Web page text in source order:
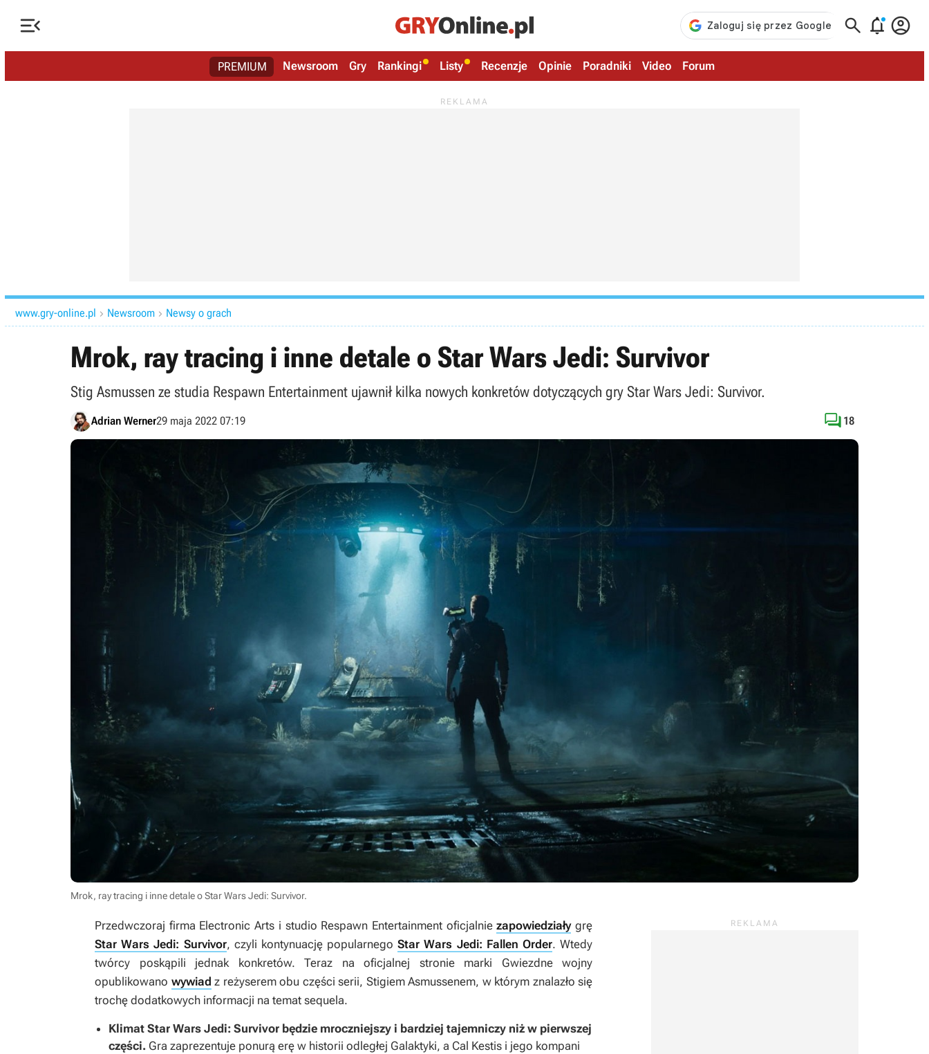
   
PREMIUM Newsroom Gry Rankingi Listy Recenzje Opinie Poradniki Video Forum
www.gry-online.pl  Newsroom  Newsy o grach
Mrok, ray tracing i inne detale o Star Wars Jedi: Survivor
Stig Asmussen ze studia Respawn Entertainment ujawnił kilka nowych konkretów dotyczących gry Star Wars Jedi: Survivor.
Adrian Werner29 maja 2022 07:19  18
Mrok, ray tracing i inne detale o Star Wars Jedi: Survivor.
Przedwczoraj firma Electronic Arts i studio Respawn Entertainment oficjalniezapowiedziałygrę
Star Wars Jedi: Survivor, czyli kontynuację popularnegoStar Wars Jedi: Fallen Order. Wtedy
twórcy poskąpili jednak konkretów. Teraz na oficjalnej stronie marki Gwiezdne wojny
opublikowano wywiad z reżyserem obu części serii, Stigiem Asmussenem, w którym znalazło się
trochę dodatkowych informacji na temat sequela.
Klimat Star Wars Jedi: Survivor będzie mroczniejszy i bardziej tajemniczy niż w pierwszej
części. Gra zaprezentuje ponurą erę w historii odległej Galaktyki, a Cal Kestis i jego kompani